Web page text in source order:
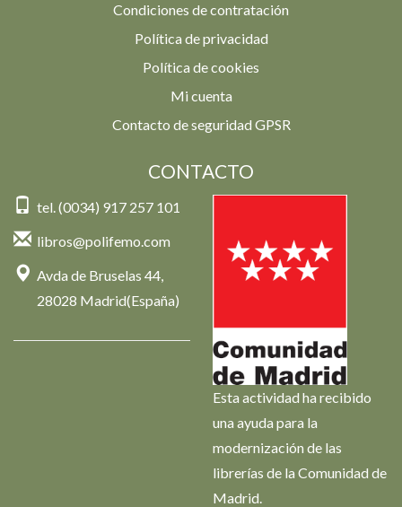
Condiciones de contratación
Política de privacidad
Política de cookies
Mi cuenta
Contacto de seguridad GPSR
CONTACTO
tel. (0034) 917 257 101
libros@polifemo.com
Avda de Bruselas 44,
28028 Madrid(España)
Esta actividad ha recibido
una ayuda para la
modernización de las
librerías de la Comunidad de
Madrid.